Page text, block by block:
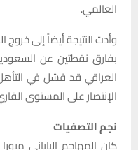
العالمي.
وأدت النتيجة أيضاً إلى خروج
بفارق نقطتين عن
العراقي قد فشل في
الإنتصار على المستوى
نجم التصفيات
كان المهاجم الياباني